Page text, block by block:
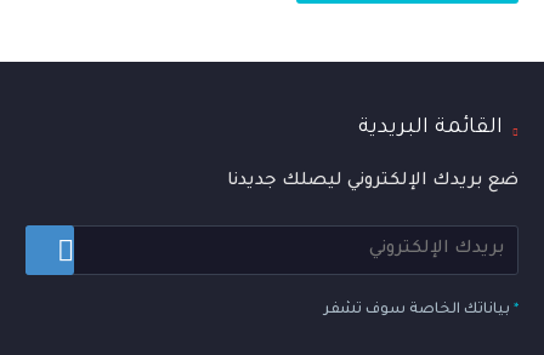
القائمة البريدية
ضع بريدك الإلكتروني ليصلك جديدنا
* بياناتك الخاصة سوف تشفر